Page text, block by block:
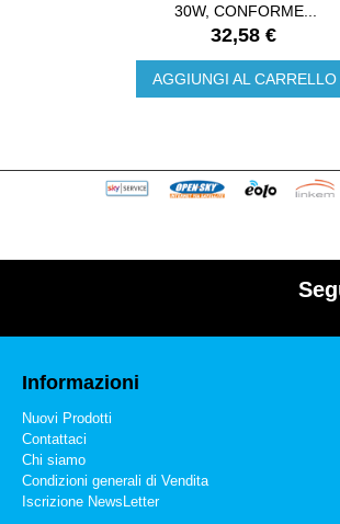
30W, CONFORME...
32,58 €
AGGIUNGI AL CARRELLO
Informazioni
Nuovi Prodotti
Contattaci
Chi siamo
Condizioni generali di Vendita
Iscrizione NewsLetter